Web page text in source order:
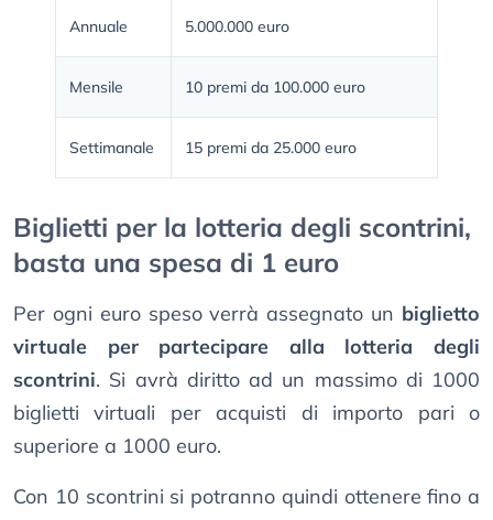
Annuale 5.000.000 euro
Mensile 10 premi da 100.000 euro
Settimanale 15 premi da 25.000 euro
Biglietti per la lotteria degli scontrini,
basta una spesa di 1 euro
Per ogni euro speso verrà assegnato un biglietto
virtuale per partecipare alla lotteria degli
scontrini. Si avrà diritto ad un massimo di 1000
biglietti virtuali per acquisti di importo pari o
superiore a 1000 euro.
Con 10 scontrini si potranno quindi ottenere fino a